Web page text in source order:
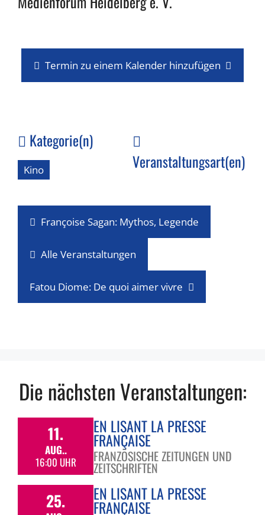
Termin zu einem Kalender hinzufügen
Kategorie(n)
Kino Veranstaltungsart(en)
Françoise Sagan: Mythos, Legende
Alle Veranstaltungen
Fatou Diome: De quoi aimer vivre
Die nächsten Veranstaltungen:
11.
AUG..
16:00 UHR
EN LISANT LA PRESSE
FRANÇAISE
FRANZÖSISCHE ZEITUNGEN UND
ZEITSCHRIFTEN
25. EN LISANT LA PRESSE
FRANÇAISE